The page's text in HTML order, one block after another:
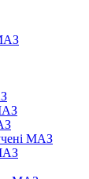
МАЗ